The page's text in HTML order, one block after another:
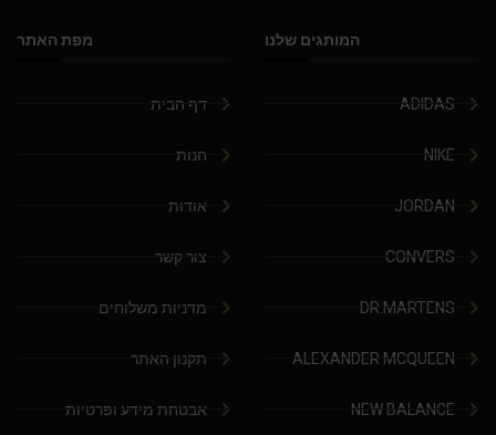
המותגים שלנו
ADIDAS
NIKE
JORDAN
CONVERS
DR.MARTENS
ALEXANDER MCQUEEN
NEW BALANCE
מפת האתר
דף הבית
חנות
אודות
צור קשר
מדניות משלוחים
תקנון האתר
אבטחת מידע ופרטיות